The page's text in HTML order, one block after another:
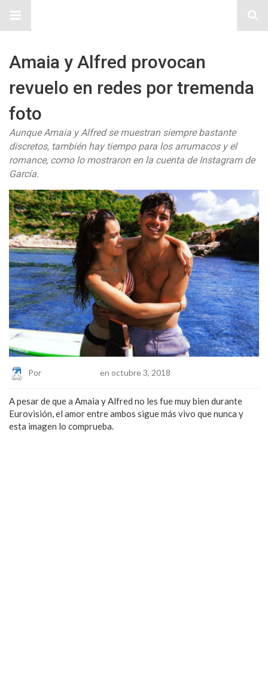
Amaia y Alfred provocan
revuelo en redes por tremenda
foto
Aunque Amaia y Alfred se muestran siempre bastante
discretos, también hay tiempo para los arrumacos y el
romance, como lo mostraron en la cuenta de Instagram de
García.
Por en octubre 3, 2018
A pesar de que a Amaia y Alfred no les fue muy bien durante
Eurovisión, el amor entre ambos sigue más vivo que nunca y
esta imagen lo comprueba.